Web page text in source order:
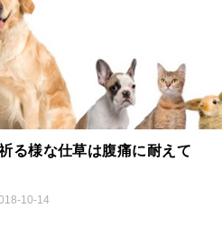
る様な仕草は腹痛に耐えて
10-14